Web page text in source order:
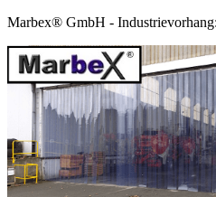
Marbex® GmbH - Industrievorhang: